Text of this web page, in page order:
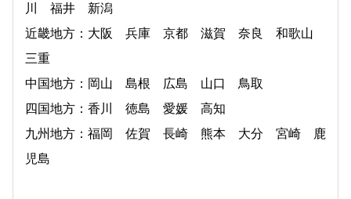
川 福井 新潟
近畿地方：大阪 兵庫 京都 滋賀 奈良 和歌山
三重
中国地方：岡山 島根 広島 山口 鳥取
四国地方：香川 徳島 愛媛 高知
九州地方：福岡 佐賀 長崎 熊本 大分 宮崎 鹿
児島